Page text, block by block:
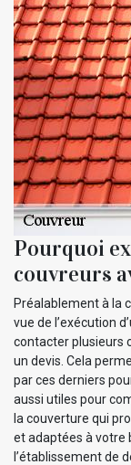
Pourquoi
couvreurs
Préalablement à la
vue de l’exécution
contacter plusieurs
un devis. Cela
par ces derniers
aussi utiles pour
la couverture qui
et adaptées à votre
l’établissement de